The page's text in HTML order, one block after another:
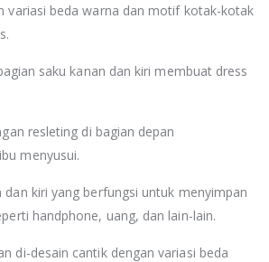
variasi beda warna dan motif kotak-kotak
saku kanan dan kiri membuat dress
resleting di bagian depan
menyusui.
dan kiri yang berfungsi untuk menyimpan
handphone, uang, dan lain-lain.
di-desain cantik dengan variasi beda